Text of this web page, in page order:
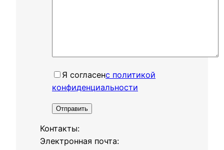
Я согласенㅤс политикой
конфиденциальности
Контакты:
Электронная почта: